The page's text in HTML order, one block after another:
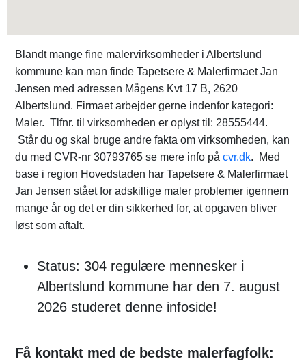
Blandt mange fine malervirksomheder i Albertslund
kommune kan man finde Tapetsere & Malerfirmaet Jan
Jensen med adressen Mågens Kvt 17 B, 2620
Albertslund. Firmaet arbejder gerne indenfor kategori:
Maler. Tlfnr. til virksomheden er oplyst til: 28555444.
Står du og skal bruge andre fakta om virksomheden, kan
du med CVR-nr 30793765 se mere info på cvr.dk. Med
base i region Hovedstaden har Tapetsere & Malerfirmaet
Jan Jensen stået for adskillige maler problemer igennem
mange år og det er din sikkerhed for, at opgaven bliver
løst som aftalt.
Status: 304 regulære mennesker i
Albertslund kommune har den 7. august
2026 studeret denne infoside!
Få kontakt med de bedste malerfagfolk: